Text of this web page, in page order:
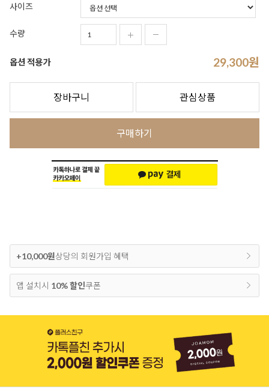
사이즈
수량
옵션 적용가 29,300원
장바구니 관심상품
구매하기
+10,000원상당의 회원가입 혜택
앱 설치시 10% 할인쿠폰